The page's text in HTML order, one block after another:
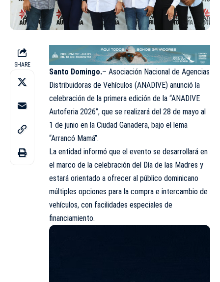
SHARE
Santo Domingo.– Asociación Nacional de Agencias
Distribuidoras de Vehículos (ANADIVE) anunció la
celebración de la primera edición de la “ANADIVE
Autoferia 2026”, que se realizará del 28 de mayo al
1 de junio en la Ciudad Ganadera, bajo el lema
“Arrancó Mamá”.
La entidad informó que el evento se desarrollará en
el marco de la celebración del Día de las Madres y
estará orientado a ofrecer al público dominicano
múltiples opciones para la compra e intercambio de
vehículos, con facilidades especiales de
financiamiento.